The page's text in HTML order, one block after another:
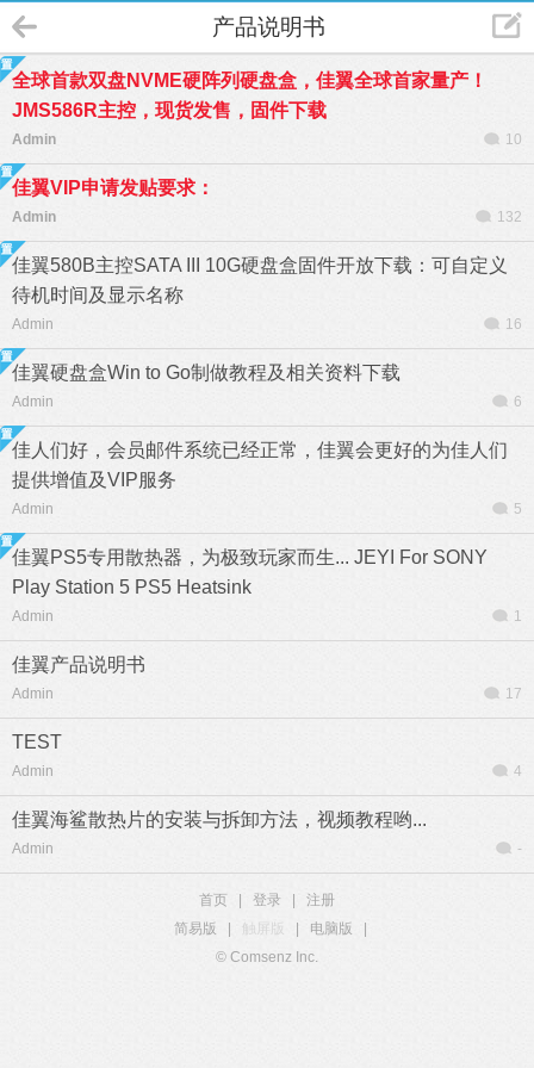
产品说明书
全球首款双盘NVME硬阵列硬盘盒，佳翼全球首家量产！
JMS586R主控，现货发售，固件下载
Admin 10
佳翼VIP申请发贴要求：
Admin 132
佳翼580B主控SATA III 10G硬盘盒固件开放下载：可自定义
待机时间及显示名称
Admin 16
佳翼硬盘盒Win to Go制做教程及相关资料下载
Admin 6
佳人们好，会员邮件系统已经正常，佳翼会更好的为佳人们
提供增值及VIP服务
Admin 5
佳翼PS5专用散热器，为极致玩家而生... JEYI For SONY
Play Station 5 PS5 Heatsink
Admin 1
佳翼产品说明书
Admin 17
TEST
Admin 4
佳翼海鲨散热片的安装与拆卸方法，视频教程哟...
Admin -
首页 登录
注册
简易版
触屏版 电脑版
© Comsenz Inc.